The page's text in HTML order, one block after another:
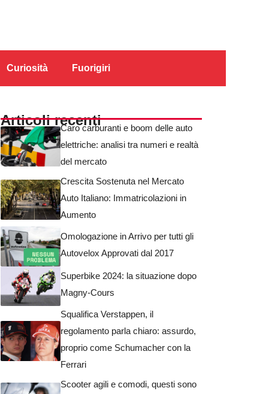
Curiosità Fuorigiri
Articoli recentiCaro carburanti e boom delle auto
elettriche: analisi tra numeri e realtà
del mercato
Crescita Sostenuta nel Mercato
Auto Italiano: Immatricolazioni in
Aumento
Omologazione in Arrivo per tutti gli
Autovelox Approvati dal 2017
Superbike 2024: la situazione dopo
Magny-Cours
Squalifica Verstappen, il
regolamento parla chiaro: assurdo,
proprio come Schumacher con la
Ferrari
Scooter agili e comodi, questi sono